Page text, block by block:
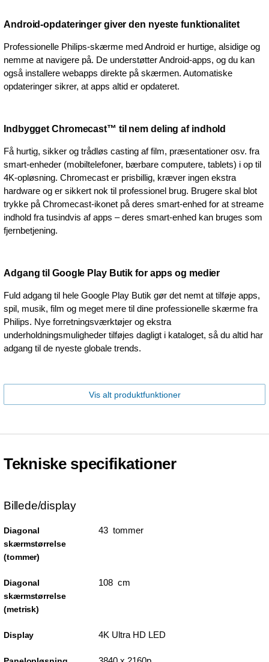
Android-opdateringer giver den nyeste funktionalitet
Professionelle Philips-skærme med Android er hurtige, alsidige og
nemme at navigere på. De understøtter Android-apps, og du kan
også installere webapps direkte på skærmen. Automatiske
opdateringer sikrer, at apps altid er opdateret.
Indbygget Chromecast™ til nem deling af indhold
Få hurtig, sikker og trådløs casting af film, præsentationer osv. fra
smart-enheder (mobiltelefoner, bærbare computere, tablets) i op til
4K-opløsning. Chromecast er prisbillig, kræver ingen ekstra
hardware og er sikkert nok til professionel brug. Brugere skal blot
trykke på Chromecast-ikonet på deres smart-enhed for at streame
indhold fra tusindvis af apps – deres smart-enhed kan bruges som
fjernbetjening.
Adgang til Google Play Butik for apps og medier
Fuld adgang til hele Google Play Butik gør det nemt at tilføje apps,
spil, musik, film og meget mere til dine professionelle skærme fra
Philips. Nye forretningsværktøjer og ekstra
underholdningsmuligheder tilføjes dagligt i kataloget, så du altid har
adgang til de nyeste globale trends.
Vis alt produktfunktioner
Tekniske specifikationer
Billede/display
Diagonal
skærmstørrelse
(tommer)
43 tommer
Diagonal
skærmstørrelse
(metrisk)
108 cm
Display 4K Ultra HD LED